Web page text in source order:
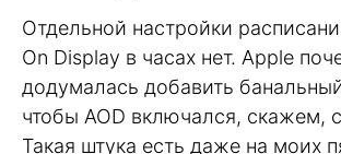
Отдельной настройки
On Display в часах нет. Apple
додумалась добавить
чтобы AOD включался, скажем,
Такая штука есть даже на моих